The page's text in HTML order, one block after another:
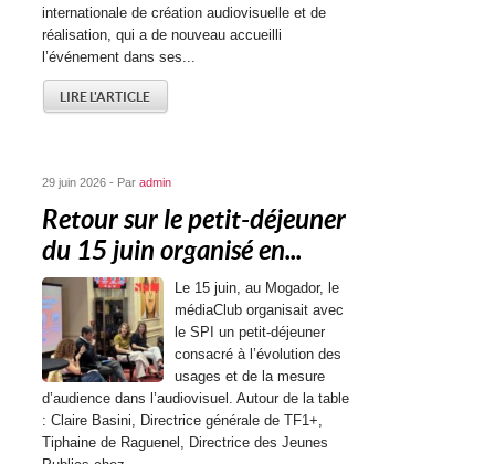
internationale de création audiovisuelle et de
réalisation, qui a de nouveau accueilli
l’événement dans ses...
LIRE L'ARTICLE
29 juin 2026 - Paradmin
Retour sur le petit-déjeuner
du 15 juin organisé en...
Le 15 juin, au Mogador, le
médiaClub organisait avec
le SPI un petit-déjeuner
consacré à l’évolution des
usages et de la mesure
d’audience dans l’audiovisuel. Autour de la table
: Claire Basini, Directrice générale de TF1+,
Tiphaine de Raguenel, Directrice des Jeunes